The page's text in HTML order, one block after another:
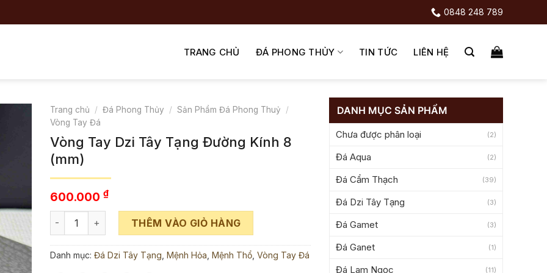
0848 248 789
TRANG CHỦ ĐÁ PHONG THỦY TIN TỨC LIÊN HỆ
DANH MỤC SẢN PHẨM
Chưa được phân loại (2)
Đá Aqua (2)
Đá Cẩm Thạch (39)
Đá Dzi Tây Tạng (3)
Đá Gamet (3)
Đá Ganet (1)
Đá Lam Ngọc (11)
Trang chủ / Đá Phong Thủy / Sản Phẩm Đá Phong Thuỷ
/
Vòng Tay Đá
Vòng Tay Dzi Tây Tạng Đường Kính 8
(mm)
600.000 ₫
Vòng Tay Dzi Tây Tạng Đường Kính 8 (mm) số lượng
THÊM VÀO GIỎ HÀNG
Danh mục: Đá Dzi Tây Tạng Mệnh Hỏa Mệnh Thổ, Vòng Tay Đá